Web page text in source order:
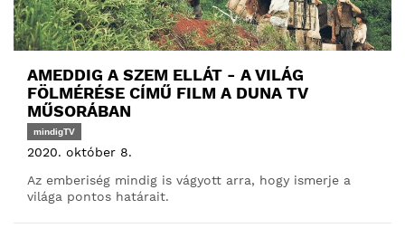
AMEDDIG A SZEM ELLÁT - A VILÁG
FÖLMÉRÉSE CÍMŰ FILM A DUNA TV
MŰSORÁBAN
mindigTV
2020. október 8.
Az emberiség mindig is vágyott arra, hogy ismerje a
világa pontos határait.